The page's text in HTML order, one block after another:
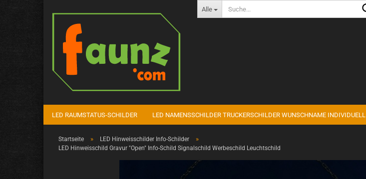
Alle
LED RAUMSTATUS-SCHILDER LED NAMENSSCHILDER TRUCKERSCHILDER WUNSCHNAME INDIVIDUELL
Startseite » LED Hinweisschilder Info-Schilder »
LED Hinweisschild Gravur "Open" Info-Schild Signalschild Werbeschild Leuchtschild